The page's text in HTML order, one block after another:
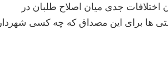
جدی میان اصلاح طلبان در
ها برای این مصداق که چه کسی شهردار